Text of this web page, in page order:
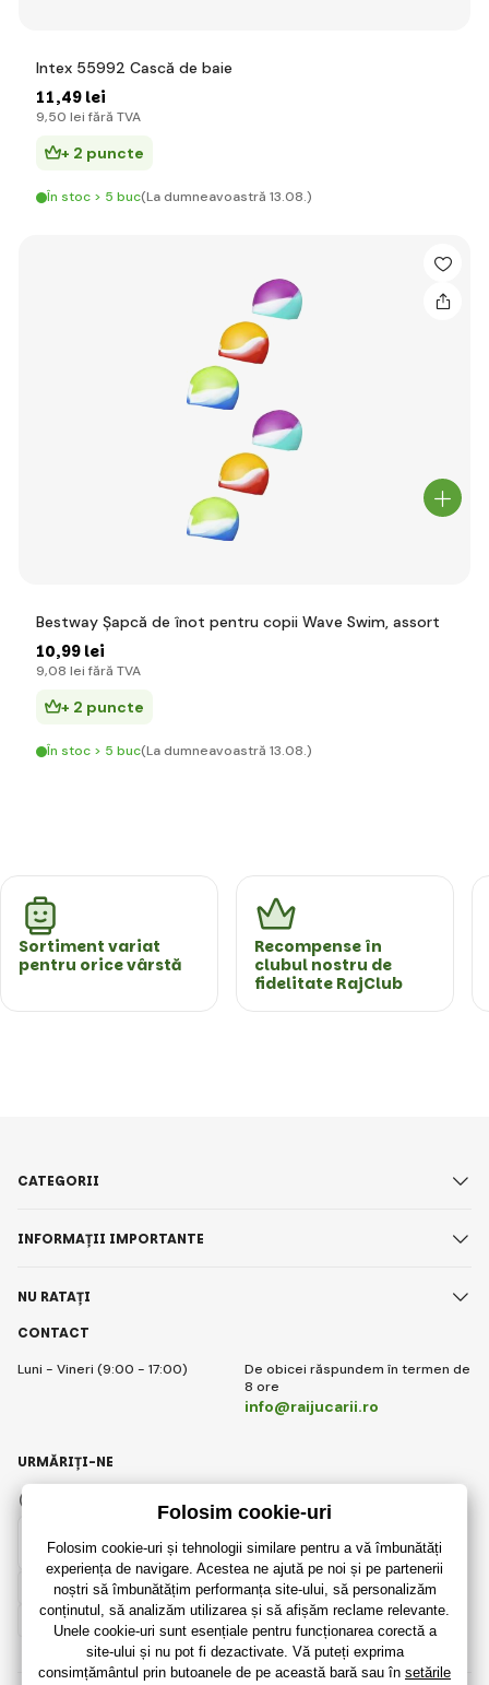
Intex 55992 Cască de baie
11,49 lei
9,50 lei fără TVA
+ 2 puncte
În stoc > 5 buc(La dumneavoastră 13.08.)
Bestway Șapcă de înot pentru copii Wave Swim, assort
10,99 lei
9,08 lei fără TVA
+ 2 puncte
În stoc > 5 buc(La dumneavoastră 13.08.)
Sortiment variat
pentru orice vârstă
Recompense în
clubul nostru de
fidelitate RajClub
CONTACT
Luni - Vineri (9:00 - 17:00)
De obicei răspundem în termen de
8 ore
info@raijucarii.ro
CATEGORII
INFORMAȚII IMPORTANTE
NU RATAȚI
Romanian
URMĂRIȚI-NE
Instagram